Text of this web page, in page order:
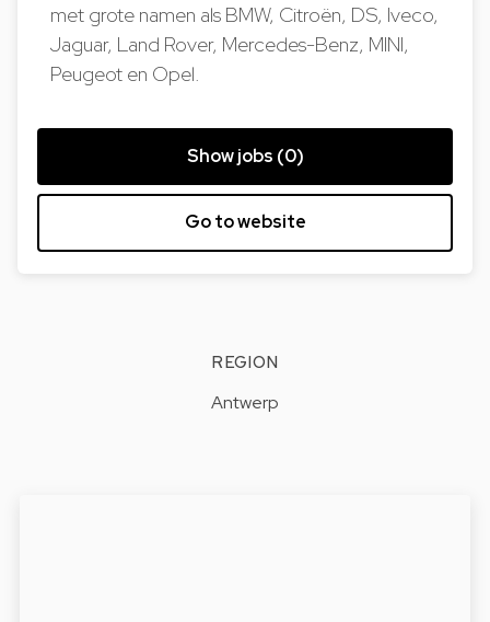
met grote namen als BMW, Citroën, DS, Iveco,
Jaguar, Land Rover, Mercedes-Benz, MINI,
Peugeot en Opel.
Show jobs (0)
Go to website
REGION
Antwerp